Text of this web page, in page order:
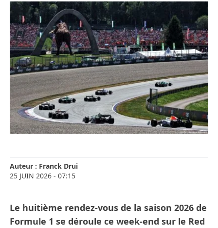
Auteur : Franck Drui
25 JUIN 2026 - 07:15
Le huitième rendez-vous de la saison 2026 de
Formule 1 se déroule ce week-end sur le Red